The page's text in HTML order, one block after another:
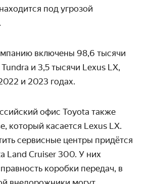
под угрозой
включены 98,6 тысячи
и 3,5 тысячи Lexus LX,
и 2023 годах.
офис Toyota также
который касается Lexus LX.
сервисные центры придётся
Land Cruiser 300. У них
коробки передач, в